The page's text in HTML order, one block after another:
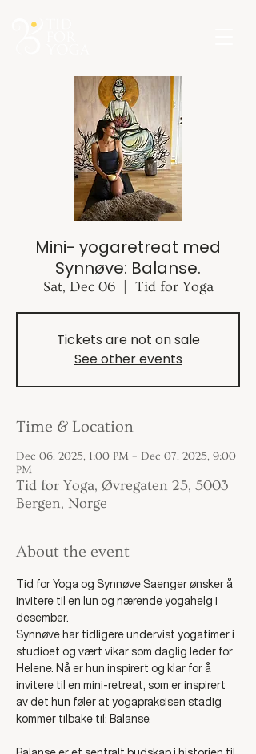
Mini- yogaretreat med
Synnøve: Balanse.
Sat, Dec 06
  |
Tid for Yoga
Tickets are not on sale
See other events
Time & Location
Dec 06, 2025, 1:00 PM – Dec 07, 2025, 9:00
PM
Tid for Yoga, Øvregaten 25, 5003
Bergen, Norge
About the event
Tid for Yoga og Synnøve Saenger ønsker å
invitere til en lun og nærende yogahelg i
desember.
Synnøve har tidligere undervist yogatimer i
studioet og vært vikar som daglig leder for
Helene. Nå er hun inspirert og klar for å
invitere til en mini-retreat, som er inspirert
av det hun føler at yogapraksisen stadig
kommer tilbake til: Balanse.